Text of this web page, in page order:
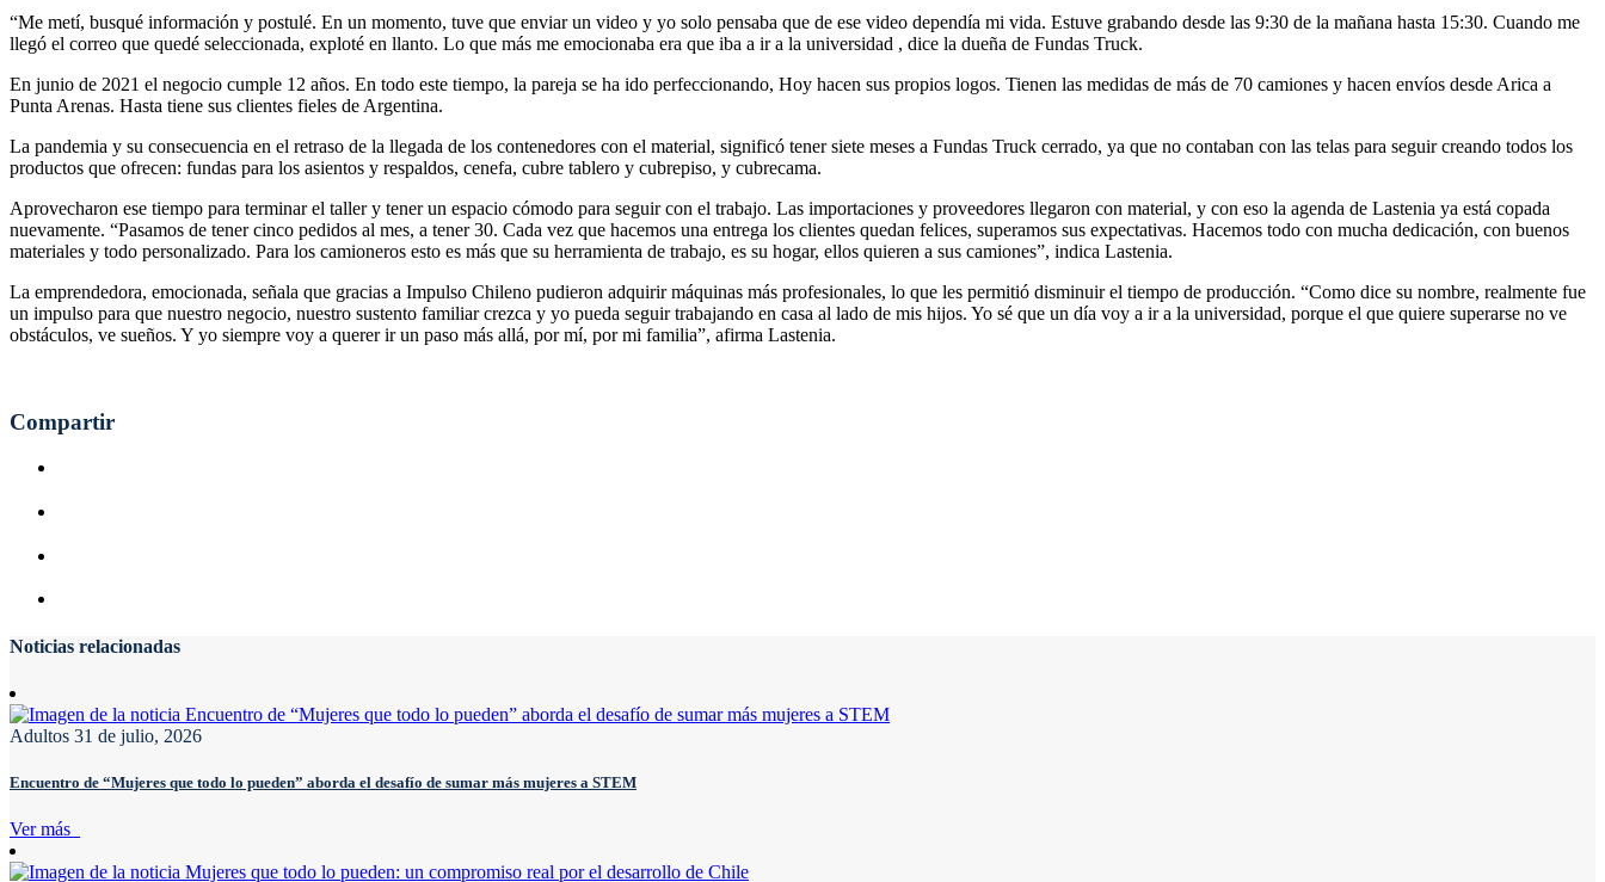
“Me metí, busqué información y postulé. En un momento, tuve que enviar un video y yo solo pensaba que de ese video dependía mi vida. Estuve grabando desde las 9:30 de la mañana hasta 15:30. Cuando me
llegó el correo que quedé seleccionada, exploté en llanto. Lo que más me emocionaba era que iba a ir a la universidad , dice la dueña de Fundas Truck.
En junio de 2021 el negocio cumple 12 años. En todo este tiempo, la pareja se ha ido perfeccionando, Hoy hacen sus propios logos. Tienen las medidas de más de 70 camiones y hacen envíos desde Arica a
Punta Arenas. Hasta tiene sus clientes fieles de Argentina.
La pandemia y su consecuencia en el retraso de la llegada de los contenedores con el material, significó tener siete meses a Fundas Truck cerrado, ya que no contaban con las telas para seguir creando todos los
productos que ofrecen: fundas para los asientos y respaldos, cenefa, cubre tablero y cubrepiso, y cubrecama.
Aprovecharon ese tiempo para terminar el taller y tener un espacio cómodo para seguir con el trabajo. Las importaciones y proveedores llegaron con material, y con eso la agenda de Lastenia ya está copada
nuevamente. “Pasamos de tener cinco pedidos al mes, a tener 30. Cada vez que hacemos una entrega los clientes quedan felices, superamos sus expectativas. Hacemos todo con mucha dedicación, con buenos
materiales y todo personalizado. Para los camioneros esto es más que su herramienta de trabajo, es su hogar, ellos quieren a sus camiones”, indica Lastenia.
La emprendedora, emocionada, señala que gracias a Impulso Chileno pudieron adquirir máquinas más profesionales, lo que les permitió disminuir el tiempo de producción. “Como dice su nombre, realmente fue
un impulso para que nuestro negocio, nuestro sustento familiar crezca y yo pueda seguir trabajando en casa al lado de mis hijos. Yo sé que un día voy a ir a la universidad, porque el que quiere superarse no ve
obstáculos, ve sueños. Y yo siempre voy a querer ir un paso más allá, por mí, por mi familia”, afirma Lastenia.
Compartir
Noticias relacionadas
Adultos 31 de julio, 2026
Encuentro de “Mujeres que todo lo pueden” aborda el desafío de sumar más mujeres a STEM
Ver más